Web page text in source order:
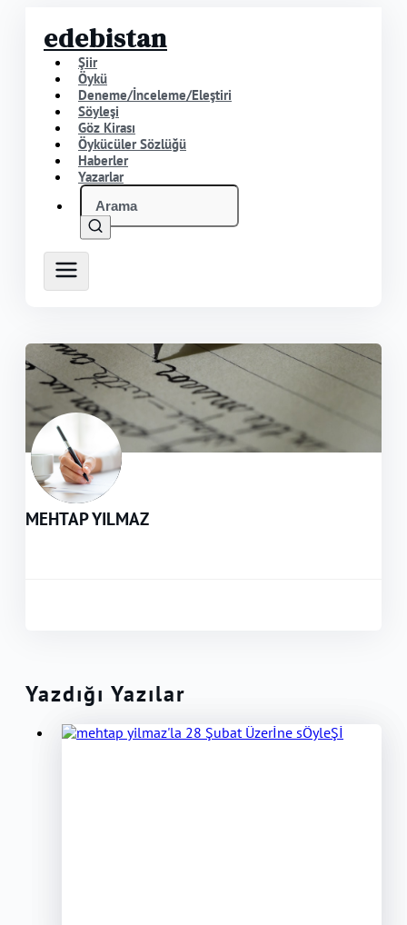
edebistan
Şiir
Öykü
Deneme/İnceleme/Eleştiri
Söyleşi
Göz Kirası
Öykücüler Sözlüğü
Haberler
Yazarlar
MEHTAP YILMAZ
Yazdığı Yazılar